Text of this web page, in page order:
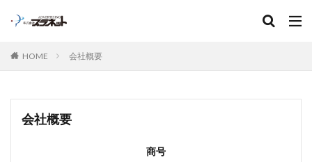
HOME 会社概要
会社概要
商号